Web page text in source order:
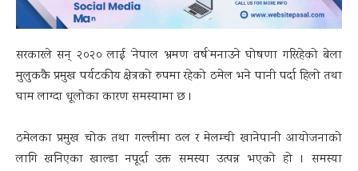
सरकारले सन् २०२० लाई ‘नेपाल भ्रमण वर्ष’मनाउने घोषणा गरिरहेको बेला
मुलुककै प्रमुख पर्यटकीय क्षेत्रको रुपमा रहेको ठमेल भने पानी पर्दा हिलो तथा
घाम लाग्दा धूलोका कारण समस्यामा छ ।
ठमेलका प्रमुख चोक तथा गल्लीमा ढल र मेलम्ची खानेपानी आयोजनाको
लागि खनिएका खाल्डा नपूर्दा उक्त समस्या उत्पन्न भएको हो । समस्या